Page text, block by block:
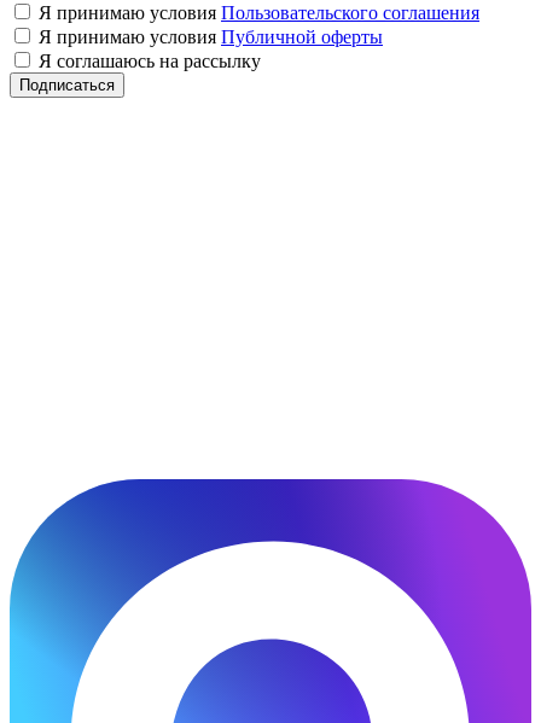
Я принимаю условия Пользовательского соглашения
Я принимаю условия Публичной оферты
Я соглашаюсь на рассылку
Подписаться